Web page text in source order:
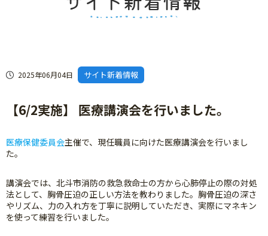
2025年06月04日 サイト新着情報
【6/2実施】 医療講演会を行いました。
医療保健委員会主催で、現任職員に向けた医療講演会を行いまし
た。
講演会では、北斗市消防の救急救命士の方から心肺停止の際の対処
法として、胸骨圧迫の正しい方法を教わりました。胸骨圧迫の深さ
やリズム、力の入れ方を丁寧に説明していただき、実際にマネキン
を使って練習を行いました。